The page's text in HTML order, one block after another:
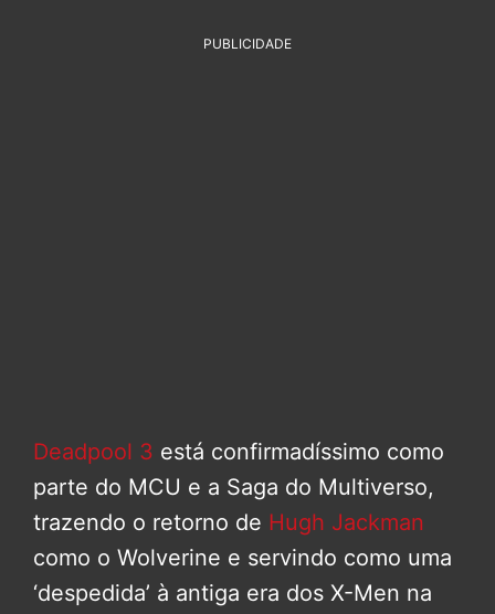
PUBLICIDADE
Deadpool 3 está confirmadíssimo como
parte do MCU e a Saga do Multiverso,
trazendo o retorno de Hugh Jackman
como o Wolverine e servindo como uma
‘despedida’ à antiga era dos X-Men na